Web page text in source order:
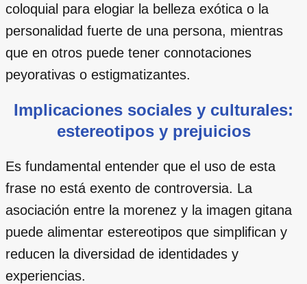
coloquial para elogiar la belleza exótica o la
personalidad fuerte de una persona, mientras
que en otros puede tener connotaciones
peyorativas o estigmatizantes.
Implicaciones sociales y culturales:
estereotipos y prejuicios
Es fundamental entender que el uso de esta
frase no está exento de controversia. La
asociación entre la morenez y la imagen gitana
puede alimentar estereotipos que simplifican y
reducen la diversidad de identidades y
experiencias.